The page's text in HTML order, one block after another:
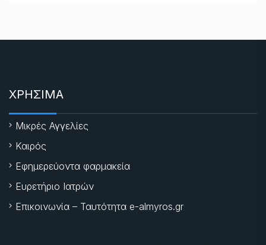
ΧΡΗΣΙΜΑ
Μικρές Αγγελίες
Καιρός
Εφημερεύοντα φαρμακεία
Ευρετήριο Ιατρών
Επικοινωνία – Ταυτότητα e-almyros.gr